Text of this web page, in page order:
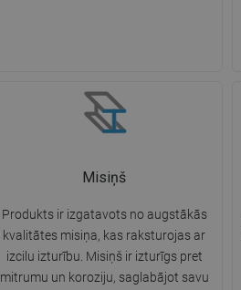
Misiņš
Produkts ir izgatavots no augstākās
kvalitātes misiņa, kas raksturojas ar
izcilu izturību. Misiņš ir izturīgs pret
mitrumu un koroziju, saglabājot savu